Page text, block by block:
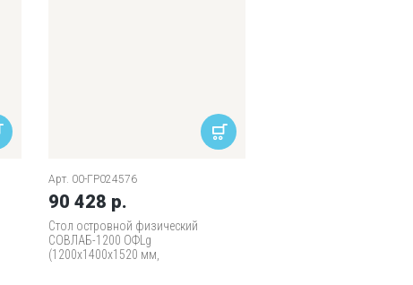
Арт. 00-ГР024576
90 428 р.
Стол островной физический
СОВЛАБ-1200 ОФLg
(1200х1400х1520 мм,